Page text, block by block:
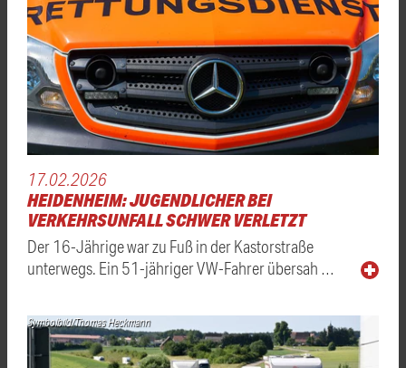
17.02.2026
HEIDENHEIM: JUGENDLICHER BEI
VERKEHRSUNFALL SCHWER VERLETZT
Der 16-Jährige war zu Fuß in der Kastorstraße
unterwegs. Ein 51-jähriger VW-Fahrer übersah …
Symbolbild/Thomas Heckmann